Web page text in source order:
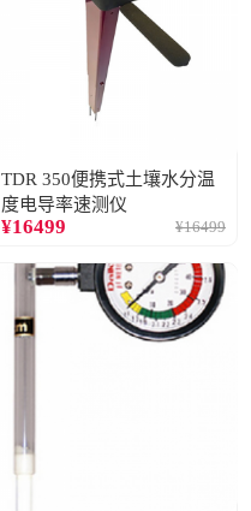
TDR 350便携式土壤水分温
度电导率速测仪
¥16499 ¥16499